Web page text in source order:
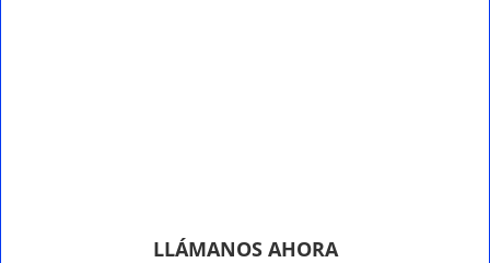
LLÁMANOS AHORA